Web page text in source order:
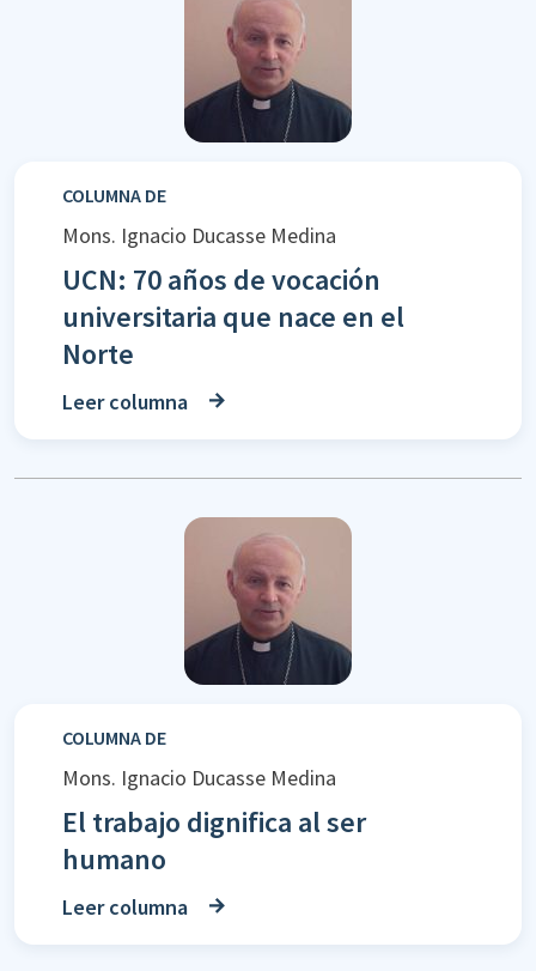
COLUMNA DE
Mons. Ignacio Ducasse Medina
UCN: 70 años de vocación
universitaria que nace en el
Norte
Leer columna
COLUMNA DE
Mons. Ignacio Ducasse Medina
El trabajo dignifica al ser
humano
Leer columna